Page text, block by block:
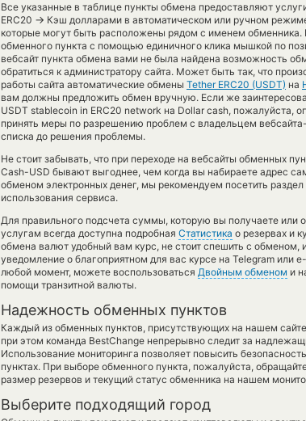
Все указанные в таблице пункты обмена предоставляют
ERC20 → Кэш долларами в автоматическом или ручном
которые могут быть расположены рядом с именем
обменного пункта с помощью единичного клика мышкой по
вебсайт пункта обмена вами не была найдена возможность
обратиться к администратору сайта. Может быть так, что
работы сайта автоматические обмены Tether ERC20 (USDT) на
вам должны предложить обмен вручную. Если же
USDT stablecoin in ERC20 network на Dollar cash, пожалуйста,
принять меры по разрешению проблем с владельцем
списка до решения проблемы.
Не стоит забывать, что при переходе на вебсайты обменных
Cash-USD бывают выгоднее, чем когда вы набираете адрес
обменом электронных денег, мы рекомендуем посетить
использования сервиса.
Для правильного подсчета суммы, которую вы получаете или
услугам всегда доступна подробная Статистика о резервах и
обмена валют удобный вам курс, не стоит спешить с обменом,
уведомление о благоприятном для вас курсе на Telegram или
любой момент, можете воспользоваться Двойным обменом и
помощи транзитной валюты.
Надежность обменных пунктов
Каждый из обменных пунктов, присутствующих на нашем
при этом команда BestChange непрерывно следит за
Использование мониторинга позволяет повысить
пунктах. При выборе обменного пункта, пожалуйста,
размер резервов и текущий статус обменника на нашем
Выберите подходящий город